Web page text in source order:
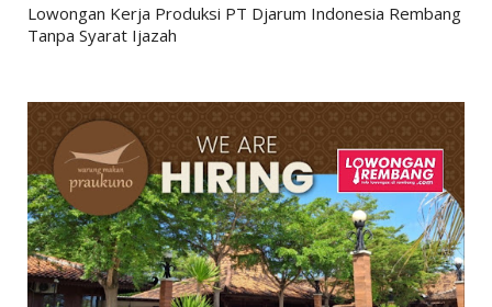
Lowongan Kerja Produksi PT Djarum Indonesia Rembang
Tanpa Syarat Ijazah